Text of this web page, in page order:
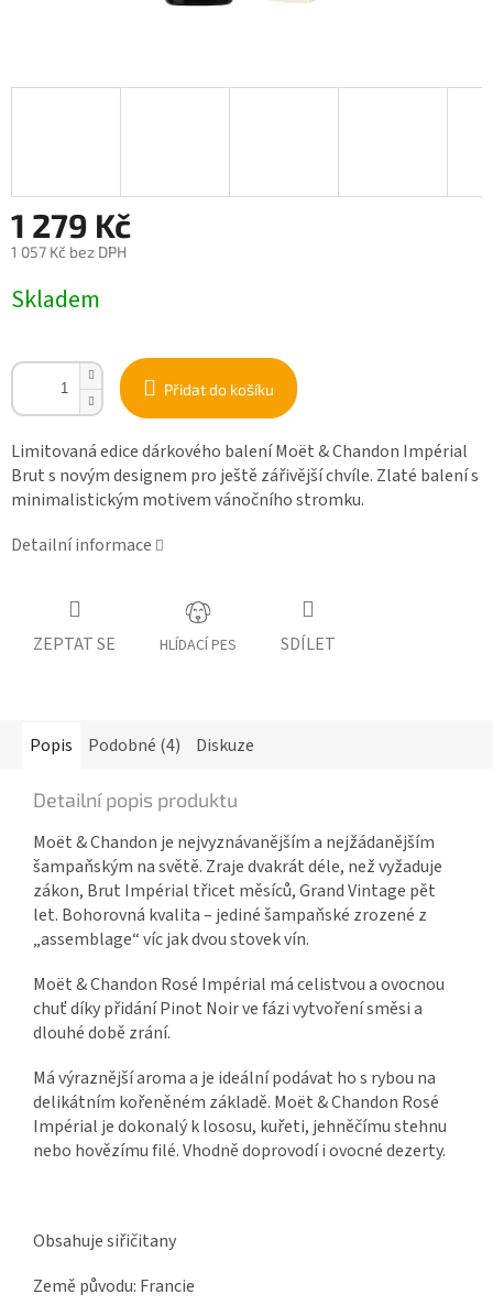
1 279 Kč
1 057 Kč bez DPH
cena:
Skladem
Přidat do košíku
Limitovaná edice dárkového balení Moët & Chandon Impérial
Brut s novým designem pro ještě zářivější chvíle. Zlaté balení s
minimalistickým motivem vánočního stromku.
Detailní informace
ZEPTAT SE HLÍDACÍ PES SDÍLET
Popis Podobné (4) Diskuze
Detailní popis produktu
Moët & Chandon je nejvyznávanějším a nejžádanějším
šampaňským na světě. Zraje dvakrát déle, než vyžaduje
zákon, Brut Impérial třicet měsíců, Grand Vintage pět
let. Bohorovná kvalita – jediné šampaňské zrozené z
„assemblage“ víc jak dvou stovek vín.
Moët & Chandon Rosé Impérial má celistvou a ovocnou
chuť díky přidání Pinot Noir ve fázi vytvoření směsi a
dlouhé době zrání.
Má výraznější aroma a je ideální podávat ho s rybou na
delikátním kořeněném základě. Moët & Chandon Rosé
Impérial je dokonalý k lososu, kuřeti, jehněčímu stehnu
nebo hovězímu filé. Vhodně doprovodí i ovocné dezerty.
Obsahuje siřičitany
Země původu: Francie